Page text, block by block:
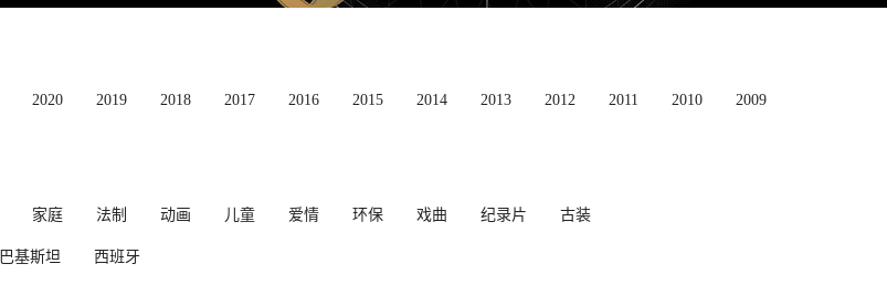
2020 2019 2018 2017 2016 2015 2014 2013 2012 2011 2010
2009
家庭 法制 动画 儿童 爱情 环保 戏曲 纪录片 古装
巴基斯坦 西班牙